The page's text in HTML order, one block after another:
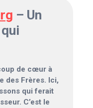
– Un
de cœur à
des Frères. Ici,
qui ferait
C’est le